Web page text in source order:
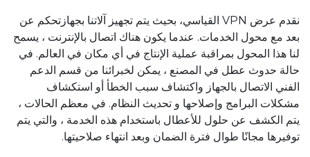
نقدم عرض VPN القياسي، بحيث يتم تجهيز آلاتنا بجهازتحكم عن
بعد مع محول الخدمات. عندما يكون هناك اتصال بالإنترنت ، يسمح
لنا هذا المحول بمراقبة عملية الإنتاج في أي مكان في العالم. في
حالة حدوث عطل في المصنع ، يمكن لخبرائنا من قسم الدعم
الفني الاتصال بالجهاز واكتشاف سبب الخطأ أو استكشاف
مشكلات البرامج وإصلاحها و تحديث النظام. في معظم الحالات ،
يتم الكشف عن حلول للأعطال باستخدام هذه الخدمة ، والتي يتم
توفيرها مجانًا طوال فترة الضمان وبعد انتهاء صلاحيتها.